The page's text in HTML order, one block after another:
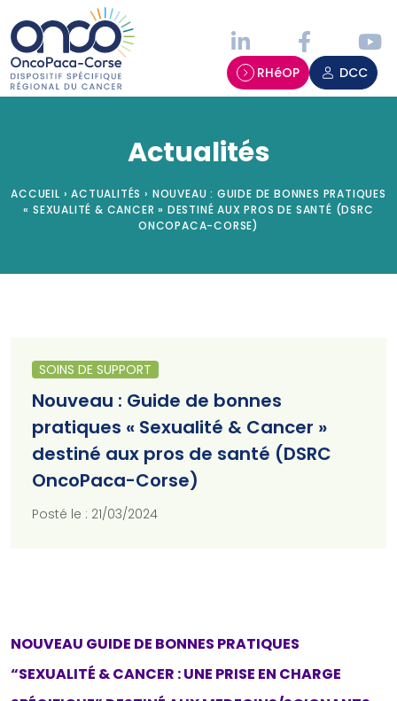
RHéOP DCC
Actualités
ACCUEIL › ACTUALITÉS › NOUVEAU : GUIDE DE BONNES PRATIQUES
« SEXUALITÉ & CANCER » DESTINÉ AUX PROS DE SANTÉ (DSRC
ONCOPACA-CORSE)
SOINS DE SUPPORT
Nouveau : Guide de bonnes
pratiques « Sexualité & Cancer »
destiné aux pros de santé (DSRC
OncoPaca-Corse)
Posté le : 21/03/2024
NOUVEAU GUIDE DE BONNES PRATIQUES
“SEXUALITÉ & CANCER : UNE PRISE EN CHARGE
Panneau de gestion des cookies